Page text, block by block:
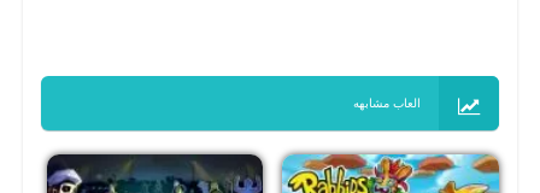
العاب مشابهه